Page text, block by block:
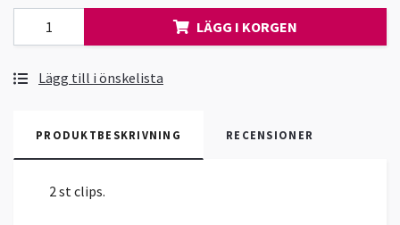
LÄGG I KORGEN
Lägg till i önskelista
PRODUKTBESKRIVNING RECENSIONER
2 st clips.